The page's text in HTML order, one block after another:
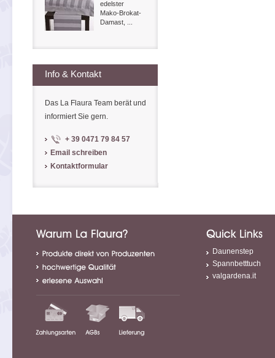
edelster
Mako-Brokat-
Damast, ...
Info & Kontakt
Das La Flaura Team berät und
informiert Sie gern.
+ 39 0471 79 84 57
Email schreiben
Kontaktformular
Daunenstep
Spannbetttuch
valgardena.it